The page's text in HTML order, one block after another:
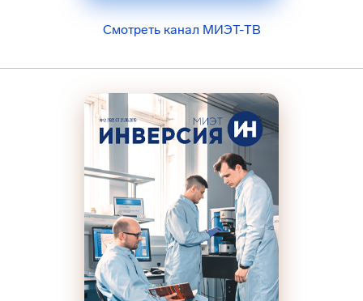
Смотреть канал МИЭТ-ТВ